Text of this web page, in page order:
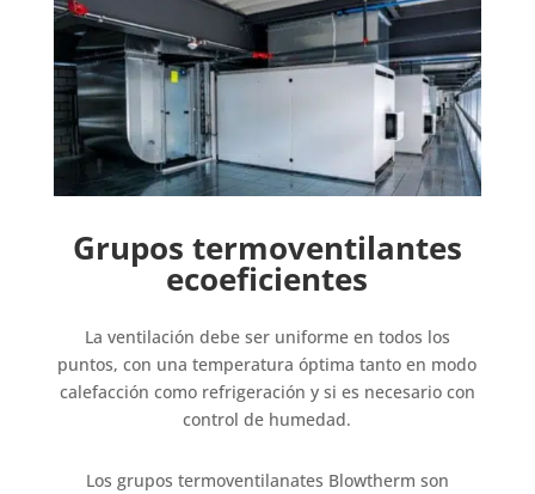
Grupos termoventilantes
ecoeficientes
La ventilación debe ser uniforme en todos los
puntos, con una temperatura óptima tanto en modo
calefacción como refrigeración y si es necesario con
control de humedad.
Los grupos termoventilanates Blowtherm son